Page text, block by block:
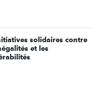
solidaires contre
et les